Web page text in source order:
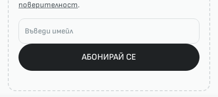
поверителност.
АБОНИРАЙ СЕ